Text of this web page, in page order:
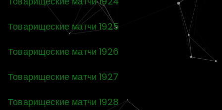
Товарищеские матчи 1925
Товарищеские матчи 1926
Товарищеские матчи 1927
Товарищеские матчи 1928